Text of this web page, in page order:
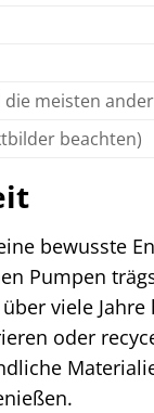
die meisten
beachten)
bewusste
Pumpen
viele
oder